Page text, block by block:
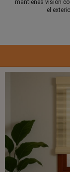
mantienes visión
el